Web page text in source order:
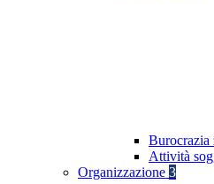
Burocrazia
Attività
Organizzazione 3